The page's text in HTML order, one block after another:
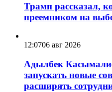
Трамп рассказал,
преемником на
12:0706 авг 2026
Адылбек
запускать новые
расширять